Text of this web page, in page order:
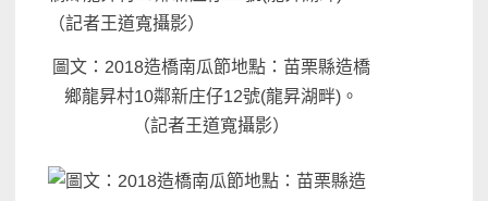
圖文：2018造橋南瓜節地點：苗栗縣造橋
鄉龍昇村10鄰新庄仔12號(龍昇湖畔)。
（記者王道寬攝影）